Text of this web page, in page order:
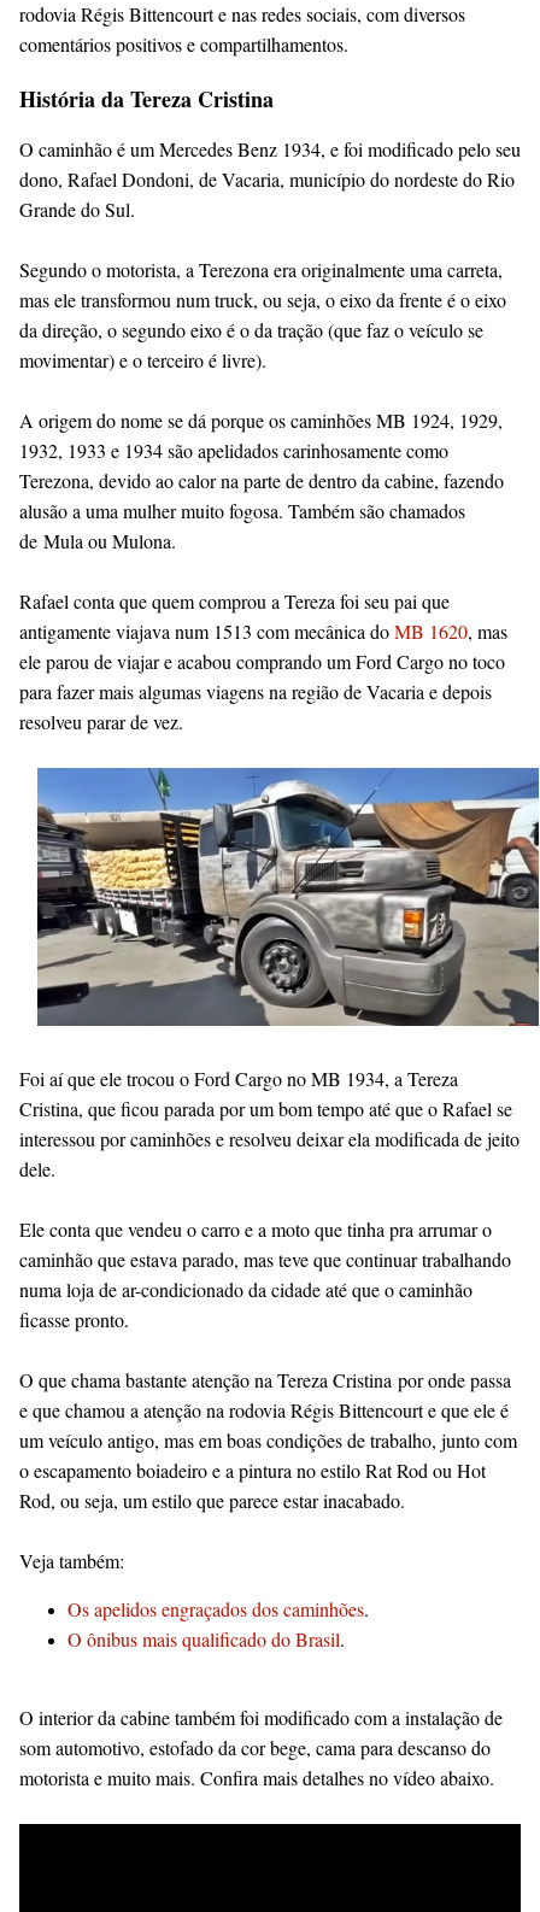
rodovia Régis Bittencourt e nas redes sociais, com diversos
comentários positivos e compartilhamentos.
História da Tereza Cristina
O caminhão é um Mercedes Benz 1934, e foi modificado pelo seu
dono, Rafael Dondoni, de Vacaria, município do nordeste do Rio
Grande do Sul.
Segundo o motorista, a Terezona era originalmente uma carreta,
mas ele transformou num truck, ou seja, o eixo da frente é o eixo
da direção, o segundo eixo é o da tração (que faz o veículo se
movimentar) e o terceiro é livre).
A origem do nome se dá porque os caminhões MB 1924, 1929,
1932, 1933 e 1934 são apelidados carinhosamente como
Terezona, devido ao calor na parte de dentro da cabine, fazendo
alusão a uma mulher muito fogosa. Também são chamados
de Mula ou Mulona.
Rafael conta que quem comprou a Tereza foi seu pai que
antigamente viajava num 1513 com mecânica doMB 1620, mas
ele parou de viajar e acabou comprando um Ford Cargo no toco
para fazer mais algumas viagens na região de Vacaria e depois
resolveu parar de vez.
Foi aí que ele trocou o Ford Cargo no MB 1934, a Tereza
Cristina, que ficou parada por um bom tempo até que o Rafael se
interessou por caminhões e resolveu deixar ela modificada de jeito
dele.
Ele conta que vendeu o carro e a moto que tinha pra arrumar o
caminhão que estava parado, mas teve que continuar trabalhando
numa loja de ar-condicionado da cidade até que o caminhão
ficasse pronto.
O que chama bastante atenção na Tereza Cristina por onde passa
e que chamou a atenção na rodovia Régis Bittencourt e que ele é
um veículo antigo, mas em boas condições de trabalho, junto com
o escapamento boiadeiro e a pintura no estilo Rat Rod ou Hot
Rod, ou seja, um estilo que parece estar inacabado.
Veja também:
Os apelidos engraçados dos caminhões.
O ônibus mais qualificado do Brasil.
O interior da cabine também foi modificado com a instalação de
som automotivo, estofado da cor bege, cama para descanso do
motorista e muito mais. Confira mais detalhes no vídeo abaixo.